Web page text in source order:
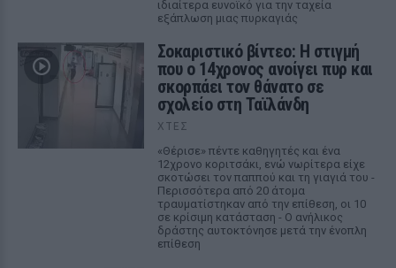
ιδιαίτερα ευνοϊκό για την ταχεία
εξάπλωση μιας πυρκαγιάς
Σοκαριστικό βίντεο: Η στιγμή
που ο 14χρονος ανοίγει πυρ και
σκορπάει τον θάνατο σε
σχολείο στη Ταϊλάνδη
ΧΤΕΣ
«Θέρισε» πέντε καθηγητές και ένα
12χρονο κοριτσάκι, ενώ νωρίτερα είχε
σκοτώσει τον παππού και τη γιαγιά του -
Περισσότερα από 20 άτομα
τραυματίστηκαν από την επίθεση, οι 10
σε κρίσιμη κατάσταση - Ο ανήλικος
δράστης αυτοκτόνησε μετά την ένοπλη
επίθεση